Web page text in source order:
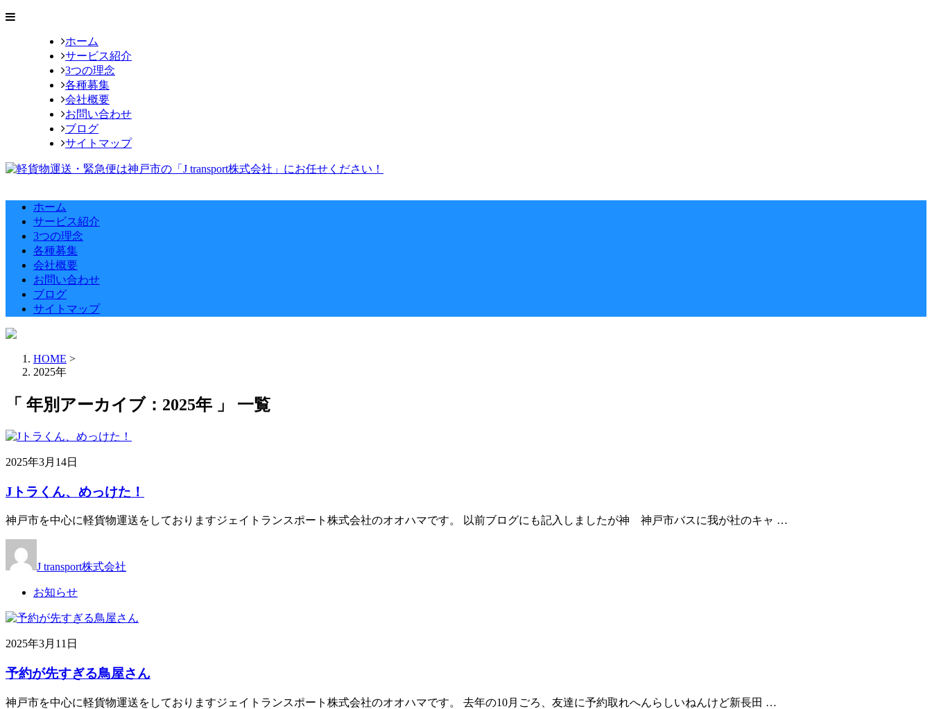
ホーム
サービス紹介
3つの理念
各種募集
会社概要
お問い合わせ
ブログ
サイトマップ
ホーム
サービス紹介
3つの理念
各種募集
会社概要
お問い合わせ
ブログ
サイトマップ
HOME >
2025年
「 年別アーカイブ：2025年 」 一覧
2025年3月14日
Jトラくん、めっけた！
神戸市を中心に軽貨物運送をしておりますジェイトランスポート株式会社のオオハマです。 以前ブログにも記入しましたが神 神戸市バスに我が社のキャ …
J transport株式会社
お知らせ
2025年3月11日
予約が先すぎる鳥屋さん
神戸市を中心に軽貨物運送をしておりますジェイトランスポート株式会社のオオハマです。 去年の10月ごろ、友達に予約取れへんらしいねんけど新長田 …